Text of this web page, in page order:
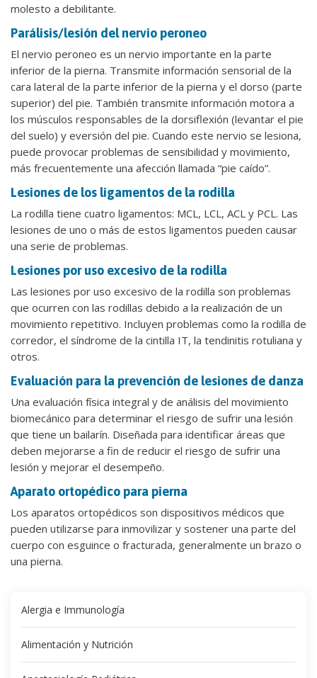
molesto a debilitante.
Parálisis/lesión del nervio peroneo
El nervio peroneo es un nervio importante en la parte
inferior de la pierna. Transmite información sensorial de la
cara lateral de la parte inferior de la pierna y el dorso (parte
superior) del pie. También transmite información motora a
los músculos responsables de la dorsiflexión (levantar el pie
del suelo) y eversión del pie. Cuando este nervio se lesiona,
puede provocar problemas de sensibilidad y movimiento,
más frecuentemente una afección llamada “pie caído”.
Lesiones de los ligamentos de la rodilla
La rodilla tiene cuatro ligamentos: MCL, LCL, ACL y PCL. Las
lesiones de uno o más de estos ligamentos pueden causar
una serie de problemas.
Lesiones por uso excesivo de la rodilla
Las lesiones por uso excesivo de la rodilla son problemas
que ocurren con las rodillas debido a la realización de un
movimiento repetitivo. Incluyen problemas como la rodilla de
corredor, el síndrome de la cintilla IT, la tendinitis rotuliana y
otros.
Evaluación para la prevención de lesiones de danza
Una evaluación física integral y de análisis del movimiento
biomecánico para determinar el riesgo de sufrir una lesión
que tiene un bailarín. Diseñada para identificar áreas que
deben mejorarse a fin de reducir el riesgo de sufrir una
lesión y mejorar el desempeño.
Aparato ortopédico para pierna
Los aparatos ortopédicos son dispositivos médicos que
pueden utilizarse para inmovilizar y sostener una parte del
cuerpo con esguince o fracturada, generalmente un brazo o
una pierna.
Alergia e Immunología
Alimentación y Nutrición